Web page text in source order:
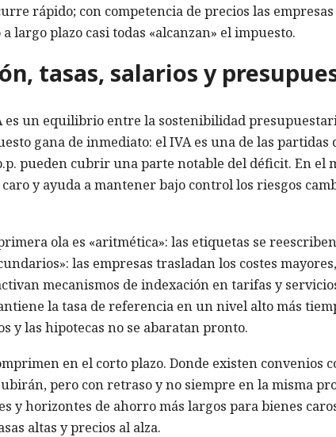
rápido; con competencia de precios las
largo plazo casi todas «alcanzan» el impuesto.
tasas, salarios y
es un equilibrio entre la sostenibilidad
gana de inmediato: el IVA es una de las partidas
pueden cubrir una parte notable del déficit. En el
y ayuda a mantener bajo control los riesgos
ola es «aritmética»: las etiquetas se
las empresas trasladan los costes
mecanismos de indexación en tarifas y
la tasa de referencia en un nivel alto más
y las hipotecas no se abaratan pronto.
en el corto plazo. Donde existen convenios
pero con retraso y no siempre en la misma
y horizontes de ahorro más largos para bienes
altas y precios al alza.